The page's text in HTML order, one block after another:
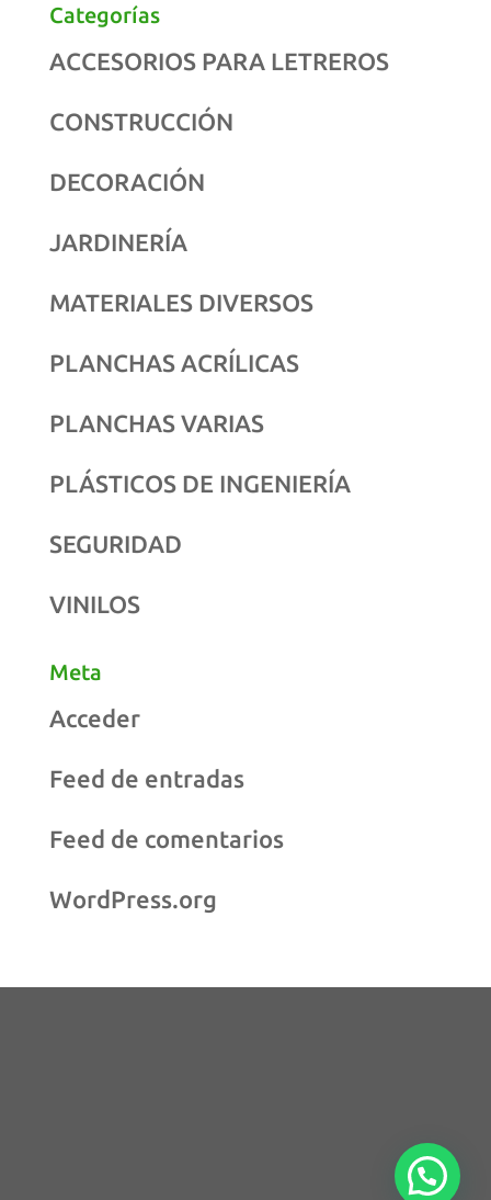
Categorías
ACCESORIOS PARA LETREROS
CONSTRUCCIÓN
DECORACIÓN
JARDINERÍA
MATERIALES DIVERSOS
PLANCHAS ACRÍLICAS
PLANCHAS VARIAS
PLÁSTICOS DE INGENIERÍA
SEGURIDAD
VINILOS
Meta
Acceder
Feed de entradas
Feed de comentarios
WordPress.org